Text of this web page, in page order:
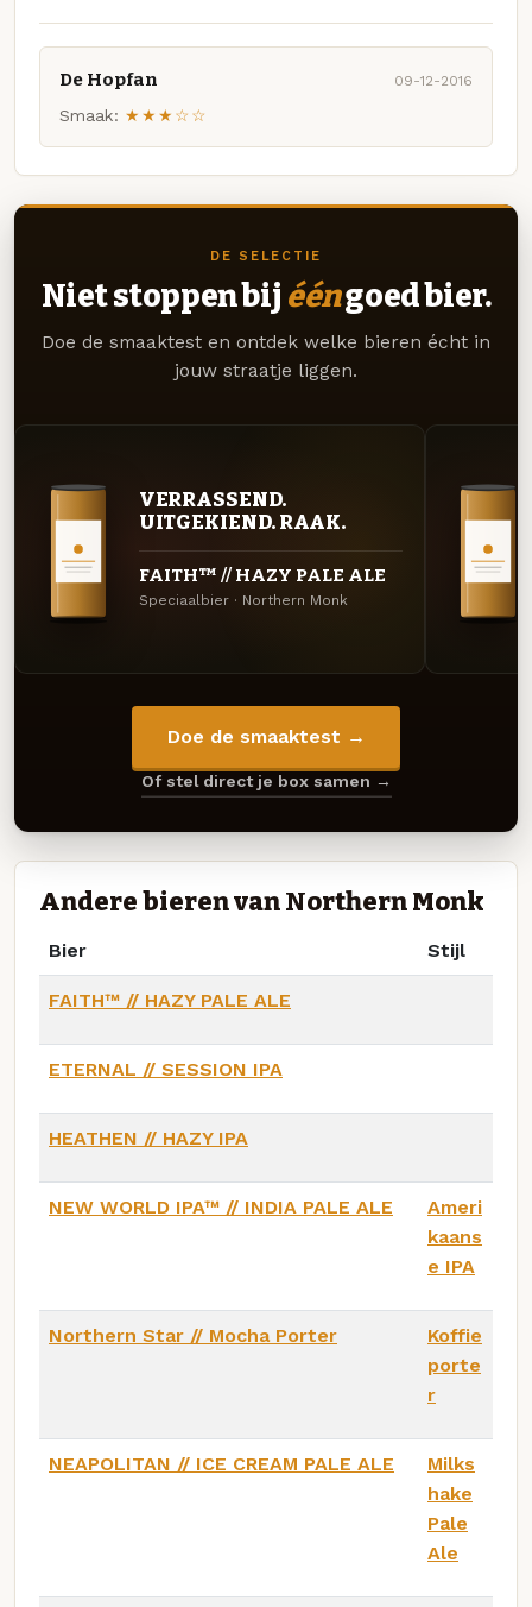
De Hopfan 09-12-2016
Smaak: ★★★☆☆
DE SELECTIE
Niet stoppen bij ééngoed bier.
Doe de smaaktest en ontdek welke bieren écht in
jouw straatje liggen.
VERRASSEND.
UITGEKIEND. RAAK.
FAITH™ // HAZY PALE ALE
Speciaalbier · Northern Monk
Doe de smaaktest →
Of stel direct je box samen →
Andere bieren van Northern Monk
Bier Stijl
FAITH™ // HAZY PALE ALE
ETERNAL // SESSION IPA
HEATHEN // HAZY IPA
NEW WORLD IPA™ // INDIA PALE ALE
Ameri
kaans
e IPA
Northern Star // Mocha Porter
Koffie
porte
r
NEAPOLITAN // ICE CREAM PALE ALE
Milks
hake
Pale
Ale